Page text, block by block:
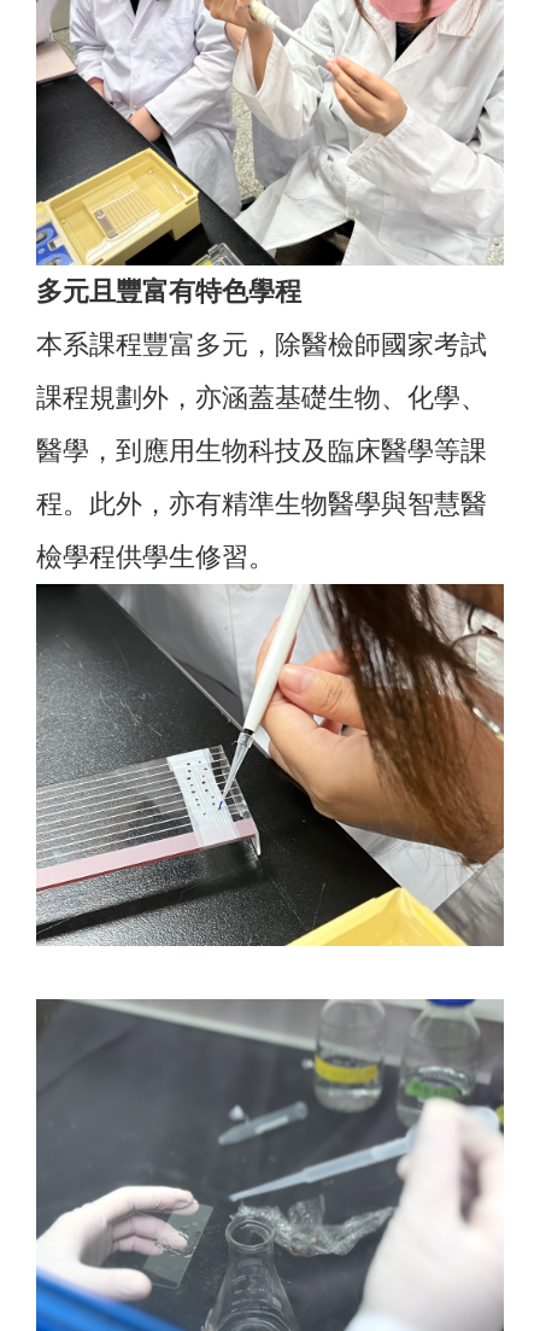
多元且豐富有特色學程
本系課程豐富多元，除醫檢師國家考試
課程規劃外，亦涵蓋基礎生物、化學、
醫學，到應用生物科技及臨床醫學等課
程。此外，亦有精準生物醫學與智慧醫
檢學程供學生修習。